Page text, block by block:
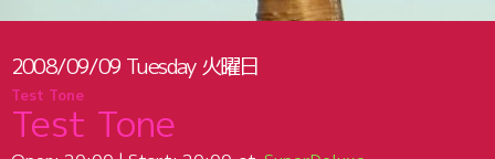
2008/09/09 Tuesday 火曜日
Test Tone
Test Tone